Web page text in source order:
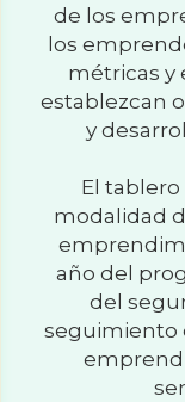
de los
los
métricas y
establezcan
y
El
modalidad
año del
del
seguimiento